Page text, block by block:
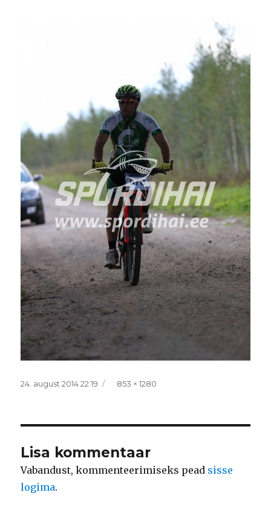
Postitatud
24. august 2014 22:19 Täissuurus
853 × 1280
Lisa kommentaar
Vabandust, kommenteerimiseks pead sisse
logima.